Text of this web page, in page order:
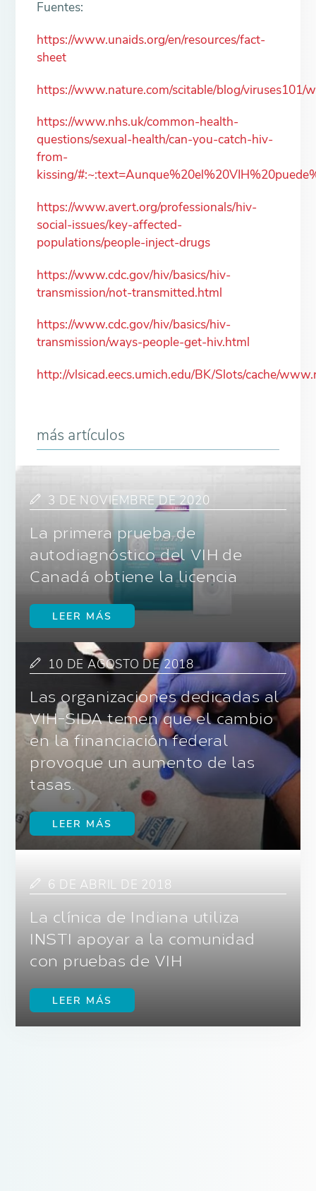
Fuentes:
https://www.unaids.org/en/resources/fact-
sheet
https://www.nature.com/scitable/blog/viruses101/
https://www.nhs.uk/common-health-
questions/sexual-health/can-you-catch-hiv-
from-
kissing/
https://www.avert.org/professionals/hiv-
social-issues/key-affected-
populations/people-inject-drugs
https://www.cdc.gov/hiv/basics/hiv-
transmission/not-transmitted.html
https://www.cdc.gov/hiv/basics/hiv-
transmission/ways-people-get-hiv.html
http://vlsicad.eecs.umich.edu/BK/Slots/cache/
más artículos
3 DE NOVIEMBRE DE 2020
La primera prueba de
autodiagnóstico del VIH de
Canadá obtiene la licencia
LEER MÁS
10 DE AGOSTO DE 2018
Las organizaciones dedicadas al
VIH-SIDA temen que el cambio
en la financiación federal
provoque un aumento de las
tasas.
LEER MÁS
6 DE ABRIL DE 2018
La clínica de Indiana utiliza
INSTI apoyar a la comunidad
con pruebas de VIH
LEER MÁS